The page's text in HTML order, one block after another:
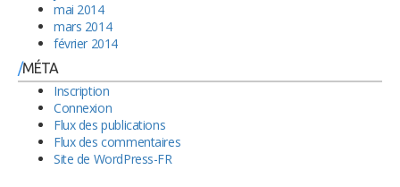
mai 2014
mars 2014
février 2014
MÉTA
Inscription
Connexion
Flux des publications
Flux des commentaires
Site de WordPress-FR